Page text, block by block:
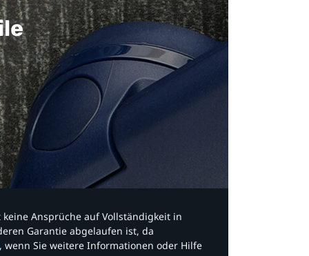
Ansprüche auf Vollständigkeit in
Garantie abgelaufen ist, da
, wenn Sie weitere Informationen oder Hilfe